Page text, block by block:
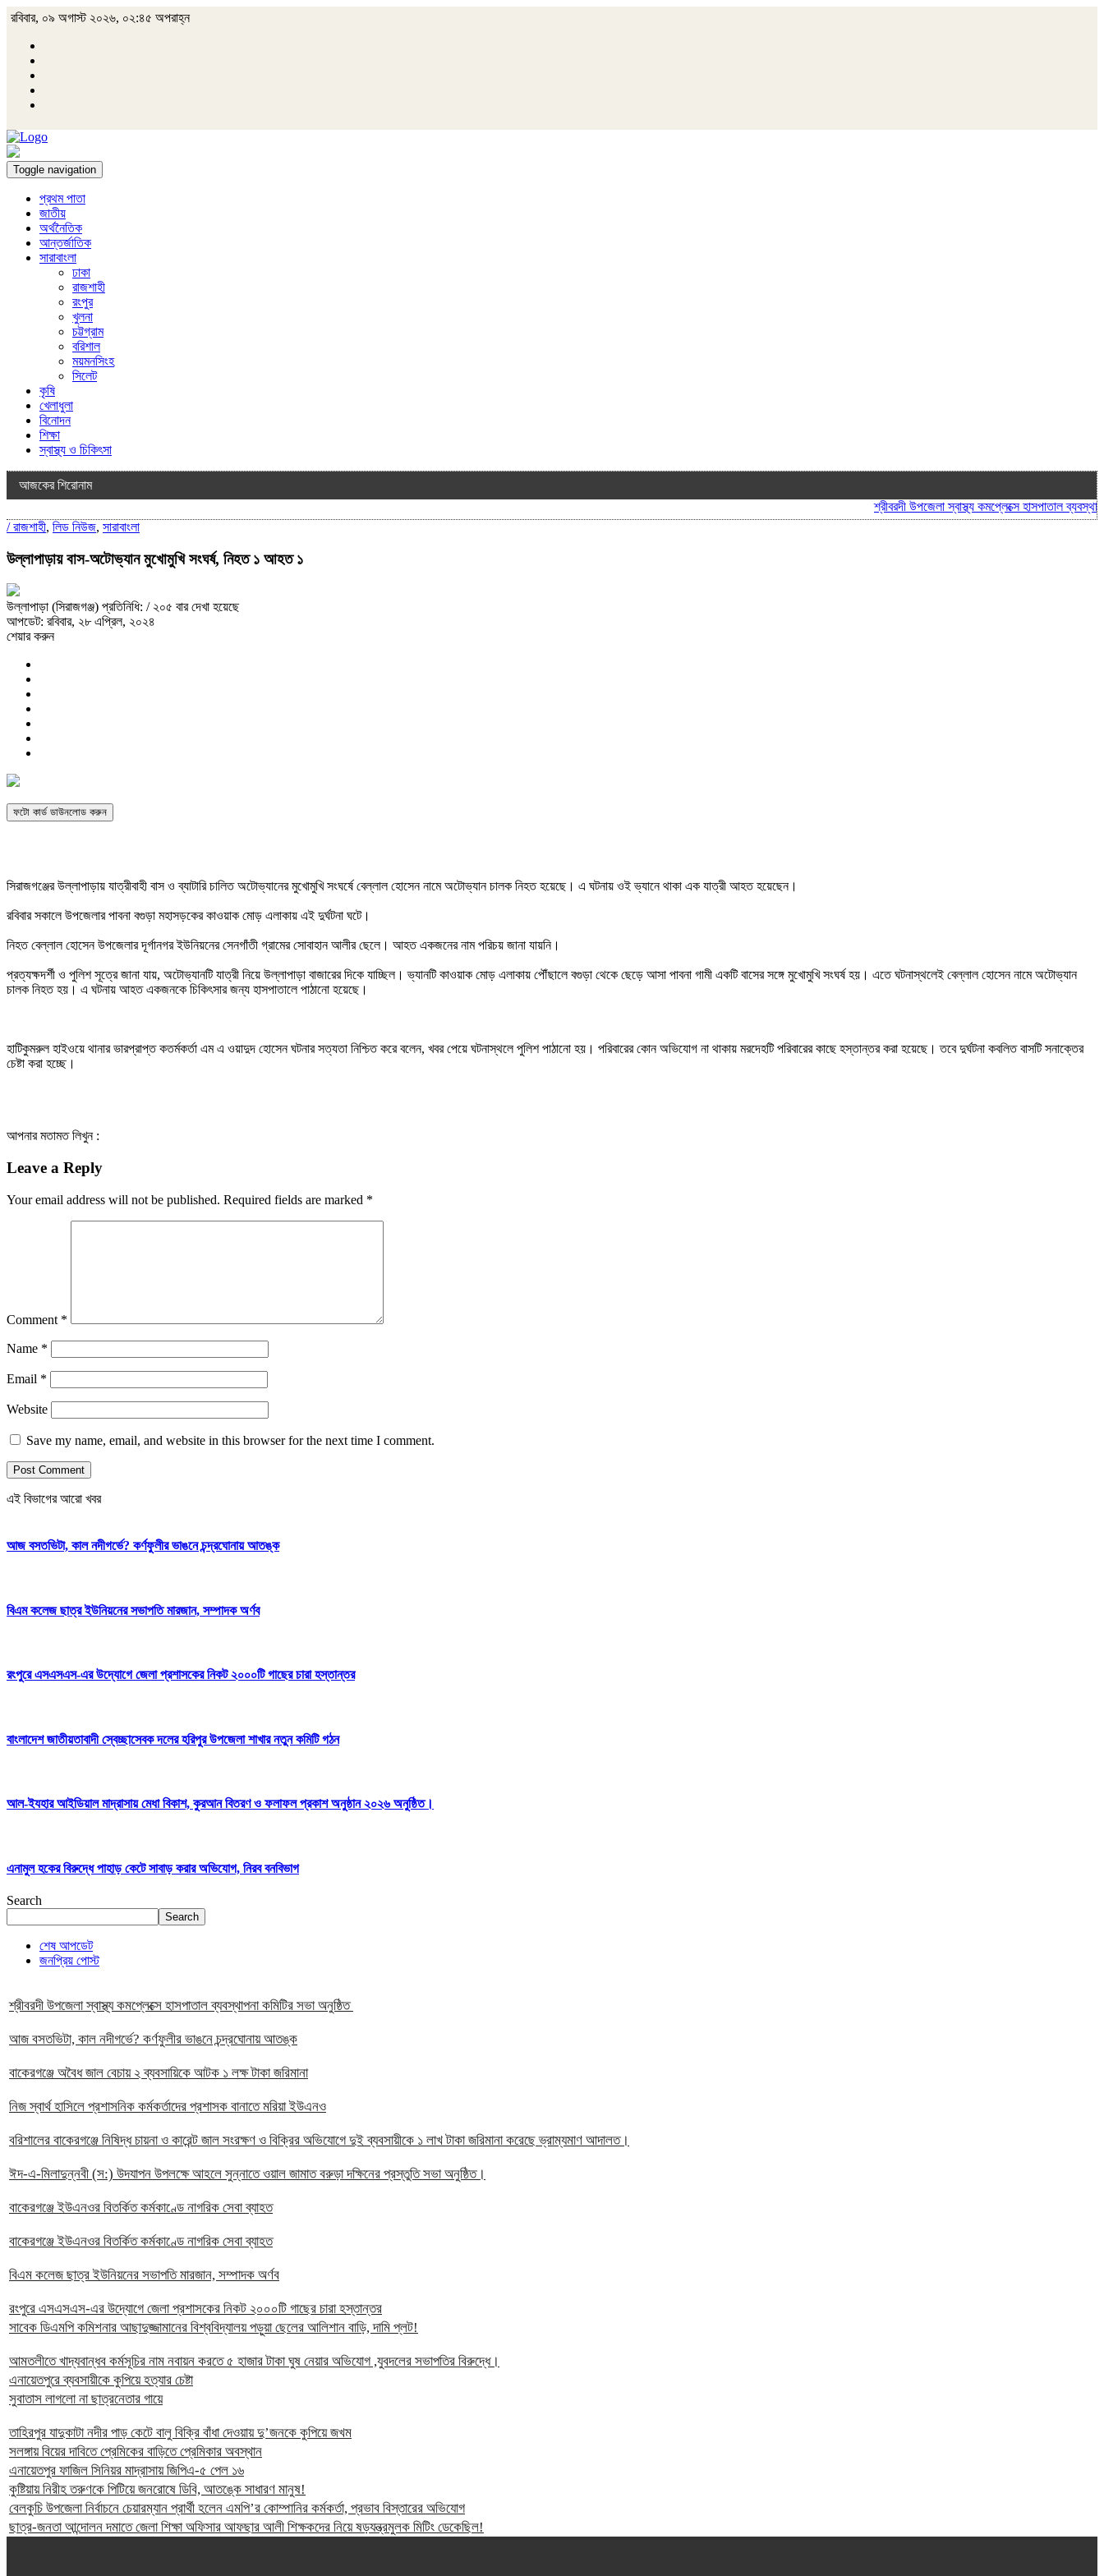
রবিবার, ০৯ অগাস্ট ২০২৬, ০২:৪৫ অপরাহ্ন
Toggle navigation
প্রথম পাতা
জাতীয়
অর্থনৈতিক
আন্তর্জাতিক
সারাবাংলা
ঢাকা
রাজশাহী
রংপুর
খুলনা
চট্টগ্রাম
বরিশাল
ময়মনসিংহ
সিলেট
কৃষি
খেলাধুলা
বিনোদন
শিক্ষা
স্বাস্থ্য ও চিকিৎসা
আজকের শিরোনাম
শ্রীবরদী উপজেলা স্বাস্থ্য কমপ্লেক্সে হাসপাতাল ব্যবস্থাপনা
/রাজশাহী, লিড নিউজ, সারাবাংলা
উল্লাপাড়ায় বাস-অটোভ্যান মুখোমুখি সংঘর্ষ, নিহত ১ আহত ১
উল্লাপাড়া (সিরাজগঞ্জ) প্রতিনিধি: / ২০৫ বার দেখা হয়েছে
আপডেট: রবিবার, ২৮ এপ্রিল, ২০২৪
শেয়ার করুন
ফটো কার্ড ডাউনলোড করুন
সিরাজগঞ্জের উল্লাপাড়ায় যাত্রীবাহী বাস ও ব্যাটারি চালিত অটোভ্যানের মুখোমুখি সংঘর্ষে বেল্লাল হোসেন নামে অটোভ্যান চালক নিহত হয়েছে। এ ঘটনায় ওই ভ্যানে থাকা এক যাত্রী আহত হয়েছেন।
রবিবার সকালে উপজেলার পাবনা বগুড়া মহাসড়কের কাওয়াক মোড় এলাকায় এই দুর্ঘটনা ঘটে।
নিহত বেল্লাল হোসেন উপজেলার দূর্গানগর ইউনিয়নের সেনগাঁতী গ্রামের সোবাহান আলীর ছেলে। আহত একজনের নাম পরিচয় জানা যায়নি।
প্রত্যক্ষদর্শী ও পুলিশ সূত্রে জানা যায়, অটোভ্যানটি যাত্রী নিয়ে উল্লাপাড়া বাজারের দিকে যাচ্ছিল। ভ্যানটি কাওয়াক মোড় এলাকায় পৌঁছালে বগুড়া থেকে ছেড়ে আসা পাবনা গামী একটি বাসের সঙ্গে মুখোমুখি সংঘর্ষ হয়। এতে ঘটনাস্থলেই বেল্লাল হোসেন নামে অটোভ্যান
চালক নিহত হয়। এ ঘটনায় আহত একজনকে চিকিৎসার জন্য হাসপাতালে পাঠানো হয়েছে।
হাটিকুমরুল হাইওয়ে থানার ভারপ্রাপ্ত কতর্মকর্তা এম এ ওয়াদুদ হোসেন ঘটনার সত্যতা নিশ্চিত করে বলেন, খবর পেয়ে ঘটনাস্থলে পুলিশ পাঠানো হয়। পরিবারের কোন অভিযোগ না থাকায় মরদেহটি পরিবারের কাছে হস্তান্তর করা হয়েছে। তবে দুর্ঘটনা কবলিত বাসটি সনাক্তের
চেষ্টা করা হচ্ছে।
আপনার মতামত লিখুন :
Leave a Reply
Your email address will not be published. Required fields are marked *
Comment *
Name *
Email *
Website
Save my name, email, and website in this browser for the next time I comment.
এই বিভাগের আরো খবর
আজ বসতভিটা, কাল নদীগর্ভে? কর্ণফুলীর ভাঙনে চন্দ্রঘোনায় আতঙ্ক
বিএম কলেজ ছাত্র ইউনিয়নের সভাপতি মারজান, সম্পাদক অর্ণব
রংপুরে এসএসএস-এর উদ্যোগে জেলা প্রশাসকের নিকট ২০০০টি গাছের চারা হস্তান্তর
বাংলাদেশ জাতীয়তাবাদী স্বেচ্ছাসেবক দলের হরিপুর উপজেলা শাখার নতুন কমিটি গঠন
আল-ইযহার আইডিয়াল মাদ্রাসায় মেধা বিকাশ, কুরআন বিতরণ ও ফলাফল প্রকাশ অনুষ্ঠান ২০২৬ অনুষ্ঠিত।
এনামুল হকের বিরুদ্ধে পাহাড় কেটে সাবাড় করার অভিযোগ, নিরব বনবিভাগ
Search
Search
শেষ আপডেট
জনপ্রিয় পোস্ট
শ্রীবরদী উপজেলা স্বাস্থ্য কমপ্লেক্সে হাসপাতাল ব্যবস্থাপনা কমিটির সভা অনুষ্ঠিত
আজ বসতভিটা, কাল নদীগর্ভে? কর্ণফুলীর ভাঙনে চন্দ্রঘোনায় আতঙ্ক
বাকেরগঞ্জে অবৈধ জাল বেচায় ২ ব্যবসায়িকে আটক ১ লক্ষ টাকা জরিমানা
নিজ স্বার্থ হাসিলে প্রশাসনিক কর্মকর্তাদের প্রশাসক বানাতে মরিয়া ইউএনও
বরিশালের বাকেরগঞ্জে নিষিদ্ধ চায়না ও কারেন্ট জাল সংরক্ষণ ও বিক্রির অভিযোগে দুই ব্যবসায়ীকে ১ লাখ টাকা জরিমানা করেছে ভ্রাম্যমাণ আদালত।
ঈদ-এ-মিলাদুন্নবী (স:) উদযাপন উপলক্ষে আহলে সুন্নাতে ওয়াল জামাত বরুড়া দক্ষিনের প্রস্তুতি সভা অনুষ্ঠিত।
বাকেরগঞ্জে ইউএনওর বিতর্কিত কর্মকাণ্ডে নাগরিক সেবা ব্যাহত
বাকেরগঞ্জে ইউএনওর বিতর্কিত কর্মকাণ্ডে নাগরিক সেবা ব্যাহত
বিএম কলেজ ছাত্র ইউনিয়নের সভাপতি মারজান, সম্পাদক অর্ণব
রংপুরে এসএসএস-এর উদ্যোগে জেলা প্রশাসকের নিকট ২০০০টি গাছের চারা হস্তান্তর
সাবেক ডিএমপি কমিশনার আছাদুজ্জামানের বিশ্ববিদ্যালয় পড়ুয়া ছেলের আলিশান বাড়ি, দামি প্লট!
আমতলীতে খাদ্যবান্ধব কর্মসূচির নাম নবায়ন করতে ৫ হাজার টাকা ঘুষ নেয়ার অভিযোগ ,যুবদলের সভাপতির বিরুদ্ধে।
এনায়েতপুরে ব্যবসায়ীকে কুপিয়ে হত্যার চেষ্টা
সুবাতাস লাগলো না ছাত্রনেতার গায়ে
তাহিরপুর যাদুকাটা নদীর পাড় কেটে বালু বিক্রি বাঁধা দেওয়ায় দু’জনকে কুপিয়ে জখম
সলঙ্গায় বিয়ের দাবিতে প্রেমিকের বাড়িতে প্রেমিকার অবস্থান
এনায়েতপুর ফাজিল সিনিয়র মাদ্রাসায় জিপিএ-৫ পেল ১৬
কুষ্টিয়ায় নিরীহ তরুণকে পিটিয়ে জনরোষে ডিবি, আতঙ্কে সাধারণ মানুষ!
বেলকুচি উপজেলা নির্বাচনে চেয়ারম্যান প্রার্থী হলেন এমপি’র কোম্পানির কর্মকর্তা, প্রভাব বিস্তারের অভিযোগ
ছাত্র-জনতা আন্দোলন দমাতে জেলা শিক্ষা অফিসার আফছার আলী শিক্ষকদের নিয়ে ষড়যন্ত্রমুলক মিটিং ডেকেছিল!